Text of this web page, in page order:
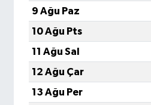
9 Ağu Paz
10 Ağu Pts
11 Ağu Sal
12 Ağu Çar
13 Ağu Per